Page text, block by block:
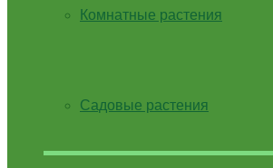
Комнатные растения
Садовые растения